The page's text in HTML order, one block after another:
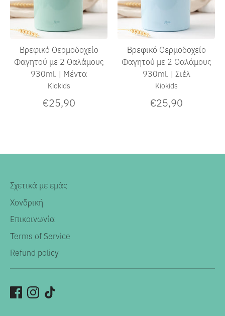
Βρεφικό Θερμoδοχείο
Φαγητού με 2 Θαλάμους
930ml. | Μέντα
Kiokids
€25,90
Βρεφικό Θερμoδοχείο
Φαγητού με 2 Θαλάμους
930ml. | Σιέλ
Kiokids
€25,90
Σχετικά με εμάς
Χονδρική
Επικοινωνία
Terms of Service
Refund policy